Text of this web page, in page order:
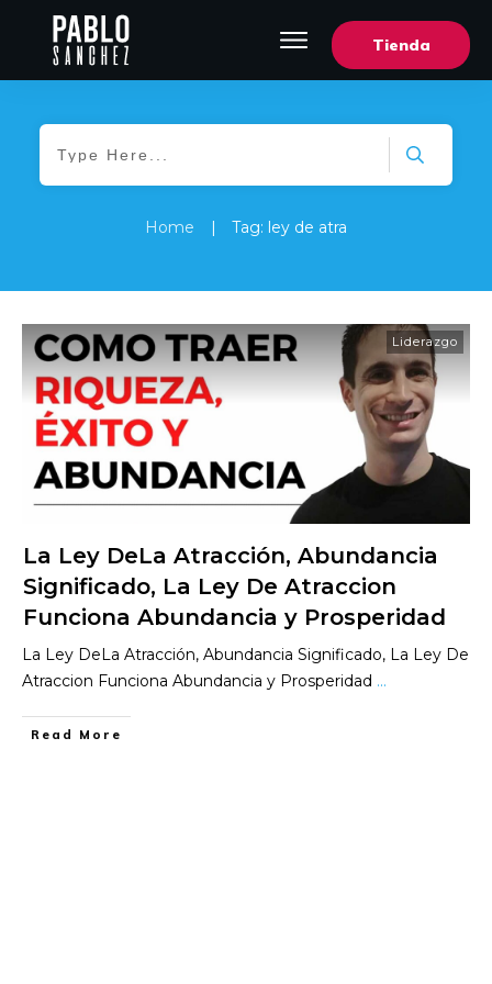
Tienda
Home Tag: ley de atra
Liderazgo
La Ley DeLa Atracción, Abundancia
Significado, La Ley De Atraccion
Funciona Abundancia y Prosperidad
La Ley DeLa Atracción, Abundancia Significado, La Ley De
Atraccion Funciona Abundancia y Prosperidad ...
​Read More